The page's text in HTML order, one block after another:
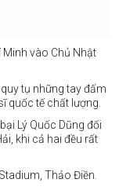
Minh vào Chủ Nhật
tụ những tay đấm
quốc tế chất lượng.
Lý Quốc Dũng đối
khi cả hai đều rất
Thảo Điền.